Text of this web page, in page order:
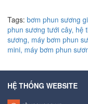
Tags: bơm phun sương
phun sương tưới cây, hệ
sương, máy bơm phun
mini, máy bơm phun
HỆ THỐNG WEBSITE